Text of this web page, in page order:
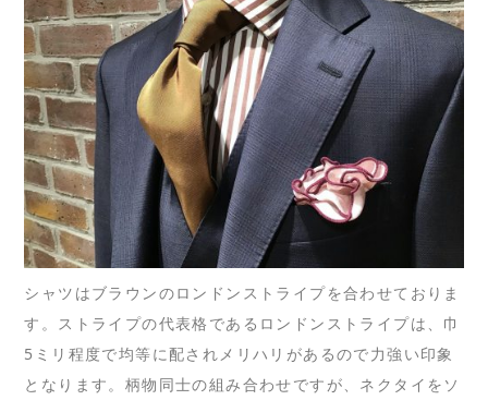
シャツはブラウンのロンドンストライプを合わせておりま
す。ストライプの代表格であるロンドンストライプは、巾
5ミリ程度で均等に配されメリハリがあるので力強い印象
となります。柄物同士の組み合わせですが、ネクタイをソ